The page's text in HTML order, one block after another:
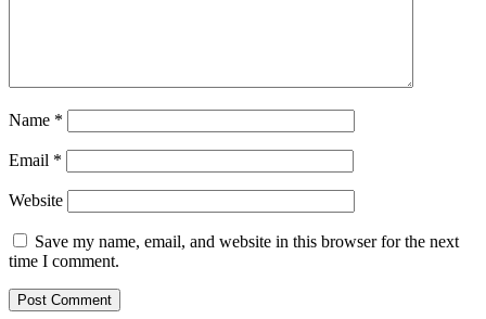
Name *
Email *
Website
Save my name, email, and website in this browser for the next
time I comment.